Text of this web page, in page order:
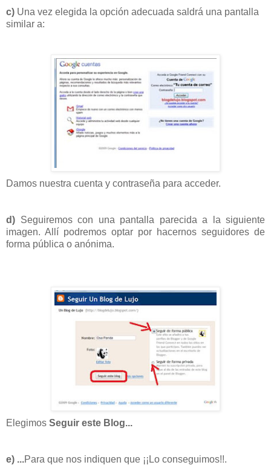
c) Una vez elegida la opción adecuada saldrá una pantalla
similar a:
Damos nuestra cuenta y contraseña para acceder.
d) Seguiremos con una pantalla parecida a la siguiente
imagen. Allí podremos optar por hacernos seguidores de
forma pública o anónima.
Elegimos Seguir este Blog...
e) ...Para que nos indiquen que ¡¡Lo conseguimos!!.